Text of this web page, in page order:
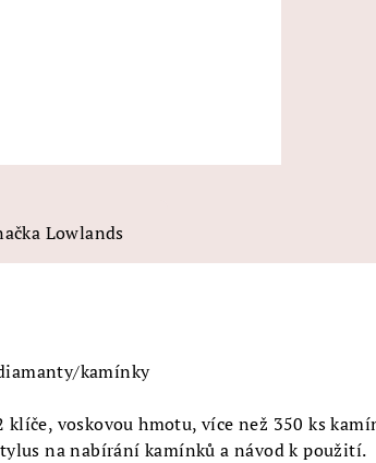
Lowlands
kamínky
klíče, voskovou hmotu, více než 350 ks
na nabírání kamínků a návod k použití.